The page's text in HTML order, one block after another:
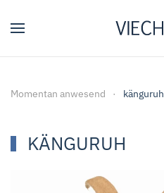
Momentan anwesend känguruh
KÄNGURUH